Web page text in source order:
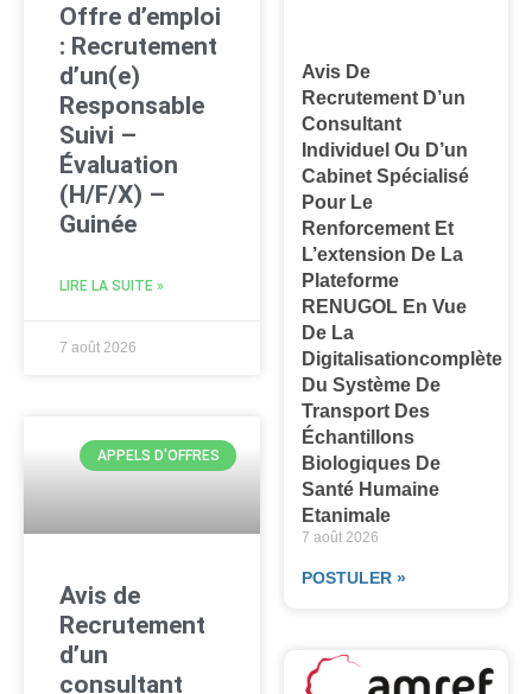
Offre d’emploi
: Recrutement
d’un(e)
Responsable
Suivi –
Évaluation
(H/F/X) –
Guinée
LIRE LA SUITE »
7 août 2026
APPELS D'OFFRES
Avis de
Recrutement
d’un
consultant
Avis De
Recrutement D’un
Consultant
Individuel Ou D’un
Cabinet Spécialisé
Pour Le
Renforcement Et
L’extension De La
Plateforme
RENUGOL En Vue
De La
Digitalisationcomplète
Du Système De
Transport Des
Échantillons
Biologiques De
Santé Humaine
Etanimale
7 août 2026
POSTULER »